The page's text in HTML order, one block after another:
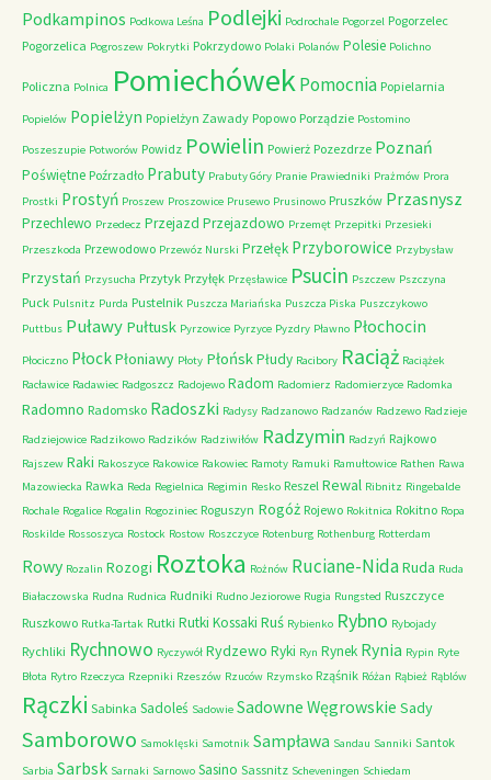
Podkampinos Podkowa Leśna Podlejki Podrochale Pogorzel Pogorzelec
Pogorzelica Pogroszew Pokrytki Pokrzydowo Polaki Polanów Polesie Polichno
Policzna Polnica PomiechówekPomocnia Popielarnia
Popielów Popielżyn Popielżyn Zawady Popowo Porządzie Postomino
Poszeszupie Potworów Powidz Powielin Powierż Pozezdrze Poznań
Poświętne Poźrzadło Prabuty Prabuty Góry Pranie Prawiedniki Prażmów Prora
Prostki Prostyń Proszew Proszowice Prusewo Prusinowo Pruszków Przasnysz
Przechlewo Przedecz Przejazd Przejazdowo Przemęt Przepitki Przesieki
Przeszkoda Przewodowo Przewóz Nurski Przełęk Przyborowice Przybysław
Przystań Przysucha Przytyk Przyłęk Przęsławice Psucin Pszczew Pszczyna
Puck Pulsnitz Purda Pustelnik Puszcza Mariańska Puszcza Piska Puszczykowo
Puttbus Puławy Pułtusk Pyrzowice Pyrzyce Pyzdry Pławno Płochocin
Płociczno PłockPłoniawy Płoty PłońskPłudy Racibory Raciąż Raciążek
Racławice Radawiec Radgoszcz Radojewo Radom Radomierz Radomierzyce Radomka
Radomno Radomsko Radoszki Radysy Radzanowo Radzanów Radzewo Radzieje
Radziejowice Radzikowo Radzików Radziwiłów Radzymin Radzyń Rajkowo
Rajszew Raki Rakoszyce Rakowice Rakowiec Ramoty Ramuki Ramułtowice Rathen Rawa
Mazowiecka Rawka Reda Regielnica Regimin Resko Reszel Rewal Ribnitz Ringebalde
Rochale Rogalice Rogalin Rogoziniec Roguszyn Rogóż Rojewo Rokitnica Rokitno Ropa
Roskilde Rossoszyca Rostock Rostow Roszczyce Rotenburg Rothenburg Rotterdam
Rowy Rozalin Rozogi Roztoka Rożnów Ruciane-NidaRuda Ruda
Białaczowska Rudna Rudnica Rudniki Rudno Jeziorowe Rugia Rungsted Ruszczyce
Ruszkowo Rutka-Tartak Rutki Rutki Kossaki Ruś Rybienko Rybno Rybojady
Rychliki Rychnowo Ryczywół Rydzewo Ryki Ryn Rynek Rynia Rypin Ryte
Błota Rytro Rzeczyca Rzepniki Rzeszów Rzuców Rzymsko Rząśnik Różan Rąbież Rąblów
Rączki Sabinka Sadoleś Sadowie Sadowne Węgrowskie Sady
Samborowo Samoklęski Samotnik Sampława Sandau Sanniki Santok
Sarbia Sarbsk Sarnaki Sarnowo Sasino Sassnitz Scheveningen Schiedam